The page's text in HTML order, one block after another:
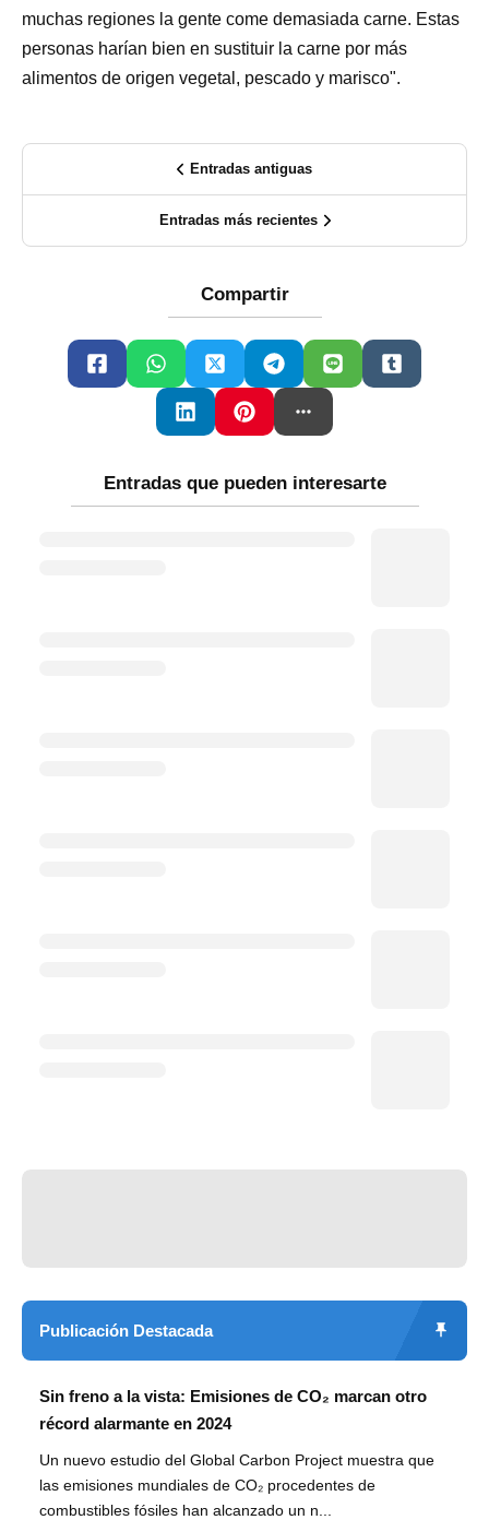
muchas regiones la gente come demasiada carne. Estas
personas harían bien en sustituir la carne por más
alimentos de origen vegetal, pescado y marisco".
Entradas antiguas
Entradas más recientes
Compartir
Entradas que pueden interesarte
Publicación Destacada
Sin freno a la vista: Emisiones de CO₂ marcan otro
récord alarmante en 2024
Un nuevo estudio del Global Carbon Project muestra que
las emisiones mundiales de CO₂ procedentes de
combustibles fósiles han alcanzado un n...